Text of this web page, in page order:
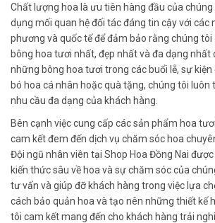
Chất lượng hoa là ưu tiên hàng đầu của
dụng mối quan hệ đối tác đáng tin cậy với các
phương và quốc tế để đảm bảo rằng chúng
bông hoa tươi nhất, đẹp nhất và đa dạng nhất
những bông hoa tươi trong các buổi lễ, sự kiện
bó hoa cá nhân hoặc quà tặng, chúng tôi luôn
nhu cầu đa dạng của khách hàng.
Bên cạnh việc cung cấp các sản phẩm hoa
cam kết đem đến dịch vụ chăm sóc hoa
Đội ngũ nhân viên tại Shop Hoa Đồng Nai
kiến thức sâu về hoa và sự chăm sóc của
tư vấn và giúp đỡ khách hàng trong việc lựa
cách bảo quản hoa và tạo nên những thiết kế
tôi cam kết mang đến cho khách hàng trải